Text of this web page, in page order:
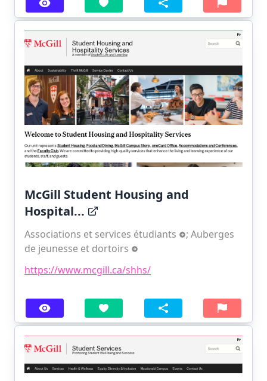
McGill Student Housing and
Hospital...
Associations et services étudiants ; Auberges
de jeunesse et dortoirs
https://www.mcgill.ca/shhs/